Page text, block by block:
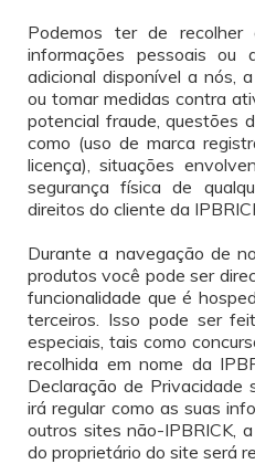
Podemos ter de recolher
informações pessoais ou
adicional disponível a nós,
ou tomar medidas contra
potencial fraude, questões
como (uso de marca
licença), situações
segurança física de
direitos do cliente da
Durante a navegação de
produtos você pode ser
funcionalidade que é
terceiros. Isso pode ser
especiais, tais como
recolhida em nome da
Declaração de Privacidade
irá regular como as suas
outros sites não-IPBRICK,
do proprietário do site será